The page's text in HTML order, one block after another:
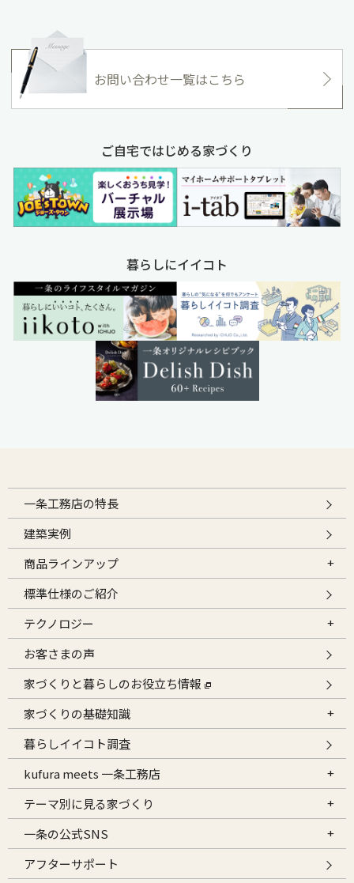
お問い合わせ一覧はこちら
ご自宅ではじめる家づくり
暮らしにイイコト
一条工務店の特長
建築実例
商品ラインアップ
標準仕様のご紹介
テクノロジー
お客さまの声
家づくりと暮らしのお役立ち情報
家づくりの基礎知識
暮らしイイコト調査
kufura meets 一条工務店
テーマ別に見る家づくり
一条の公式SNS
アフターサポート